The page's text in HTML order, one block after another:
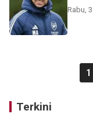
Rabu,
1
Terkini